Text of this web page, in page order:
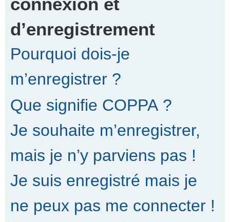
d’enregistrement
Pourquoi dois-je
m’enregistrer ?
Que signifie COPPA ?
Je souhaite m’enregistrer,
mais je n’y parviens pas !
Je suis enregistré mais je
ne peux pas me connecter !